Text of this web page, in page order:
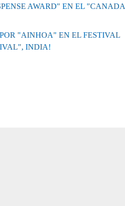
AWARD" EN EL "CANADA
"AINHOA" EN EL FESTIVAL
INDIA!